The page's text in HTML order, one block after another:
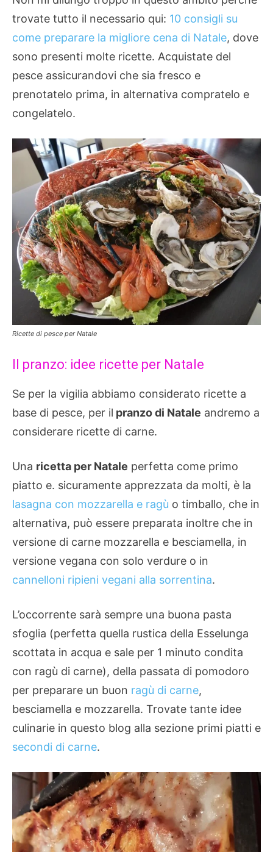
trovate tutto il necessario qui: 10 consigli su
come preparare la migliore cena di Natale, dove
sono presenti molte ricette. Acquistate del
pesce assicurandovi che sia fresco e
prenotatelo prima, in alternativa compratelo e
congelatelo.
Ricette di pesce per Natale
Il pranzo: idee ricette per Natale
Se per la vigilia abbiamo considerato ricette a
base di pesce, per il pranzo di Natale andremo a
considerare ricette di carne.
Una ricetta per Natale perfetta come primo
piatto e. sicuramente apprezzata da molti, è la
lasagna con mozzarella e ragù o timballo, che in
alternativa, può essere preparata inoltre che in
versione di carne mozzarella e besciamella, in
versione vegana con solo verdure o in
cannelloni ripieni vegani alla sorrentina.
L’occorrente sarà sempre una buona pasta
sfoglia (perfetta quella rustica della Esselunga
scottata in acqua e sale per 1 minuto condita
con ragù di carne), della passata di pomodoro
per preparare un buon ragù di carne,
besciamella e mozzarella. Trovate tante idee
culinarie in questo blog alla sezione primi piatti e
secondi di carne.